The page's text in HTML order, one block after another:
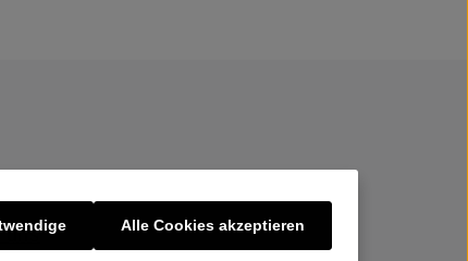
uns Alle Cookies akzeptieren